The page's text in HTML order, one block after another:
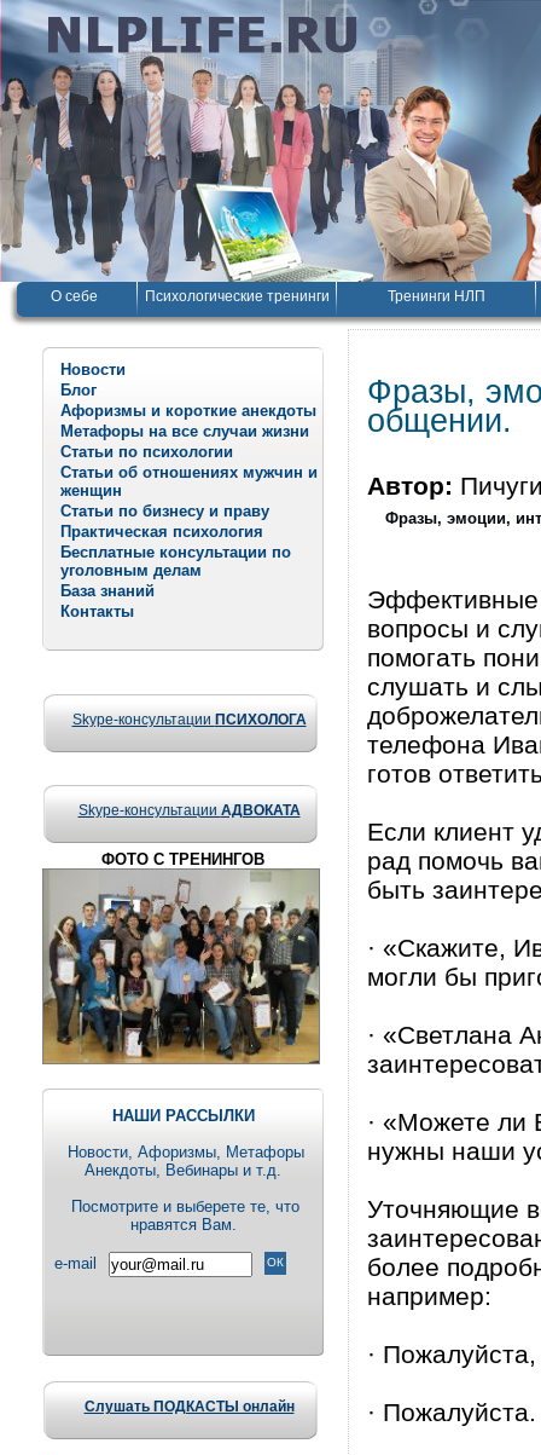
О себе Психологические тренинги Тренинги НЛП
Новости
Блог
Афоризмы и короткие анекдоты
Метафоры на все случаи жизни
Статьи по психологии
Статьи об отношениях мужчин и
женщин
Статьи по бизнесу и праву
Практическая психология
Бесплатные консультации по
уголовным делам
База знаний
Контакты
Skype-консультации ПСИХОЛОГА
Skype-консультации АДВОКАТА
ФОТО С ТРЕНИНГОВ
НАШИ РАССЫЛКИ
Новости, Aфоризмы, Метафоры
Анекдоты, Вебинары и т.д.
Посмотрите и выберете те, что
нравятся Вам.
e-mail
Слушать ПОДКАСТЫ онлайн
Фразы,
общении.
Автор:
Фразы, эмоции,
Эффективные
вопросы и
помогать
слушать и
телефона
готов
Если клиент
рад помочь
быть
· «Скажите,
могли бы
· «Светлана
· «Можете ли
нужны наши
Уточняющие
более
например:
·
·